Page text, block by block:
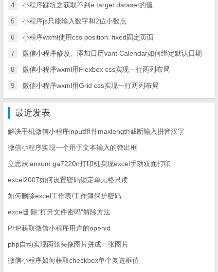
4 小程序踩坑之获取不到e.target.dataset的值
5 小程序js只能输入数字和2位小数点
6 小程序wxml使用css position: fixed固定页面
7 微信小程序修改、添加日历vant Calendar如何绑定默认日期
8 微信小程序wxml用Flexbox css实现一行两列布局
9 微信小程序wxml用Grid css实现一行两列布局
最近发表
解决手机微信小程序input组件maxlength截断输入拼音汉字
微信小程序实现一个用于文本输入的弹出框
立思辰lanxum ga7220n打印机实现excel手动双面打印
excel2007如何设置密码锁定单元格只读
如何删除excel工作表/工作簿保护密码
excel删除“打开文件密码”解除方法
PHP获取微信小程序用户的openid
php自动实现两张头像图片拼成一张图片
微信小程序如何获取checkbox单个复选框值